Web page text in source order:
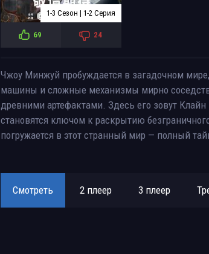
1-3 Сезон | 1-2 Серия
69 24
Чжоу Минжуй пробуждается в загадочном
машины и сложные механизмы мирно
древними артефактами. Здесь его зовут
становятся ключом к раскрытию
погружается в этот странный мир — полный
Смотреть 2 плеер 3 плеер